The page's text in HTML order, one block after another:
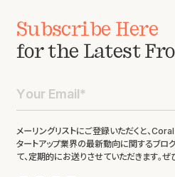
Subscribe Here
for the Latest
メーリングリストにご登録いただくと、
タートアップ業界の最新動向に関するブロ
て、定期的にお送りさせていただきます。ぜ